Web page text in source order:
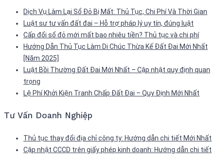
Dịch Vụ Làm Lại Sổ Đỏ Bị Mất: Thủ Tục, Chi Phí Và Thời Gian
Luật sư tư vấn đất đai – Hỗ trợ pháp lý uy tín, đúng luật
Cấp đổi sổ đỏ mới mất bao nhiêu tiền? Thủ tục và chi phí
Hướng Dẫn Thủ Tục Làm Di Chúc Thừa Kế Đất Đai Mới Nhất
[Năm 2025]
Luật Bồi Thường Đất Đai Mới Nhất – Cập nhật quy định quan
trọng
Lệ Phí Khởi Kiện Tranh Chấp Đất Đai – Quy Định Mới Nhất
Tư Vấn Doanh Nghiệp
Thủ tục thay đổi địa chỉ công ty: Hướng dẫn chi tiết Mới Nhất
Cập nhật CCCD trên giấy phép kinh doanh: Hướng dẫn chi tiết